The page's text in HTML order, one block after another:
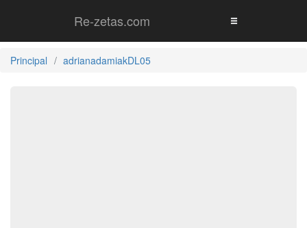
Re-zetas.com
Principal adrianadamiakDL05